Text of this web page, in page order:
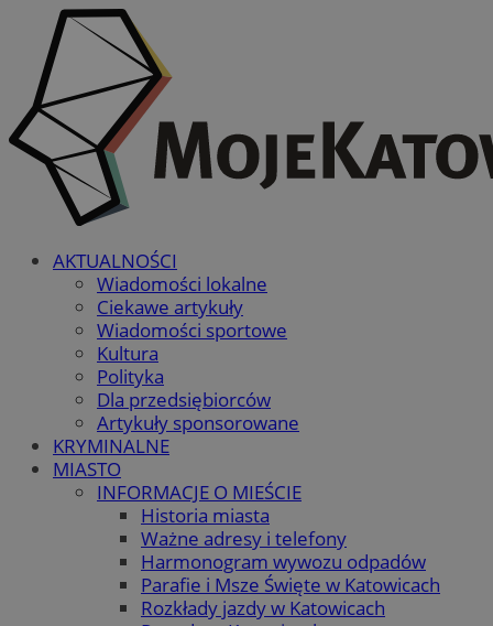
AKTUALNOŚCI
Wiadomości lokalne
Ciekawe artykuły
Wiadomości sportowe
Kultura
Polityka
Dla przedsiębiorców
Artykuły sponsorowane
KRYMINALNE
MIASTO
INFORMACJE O MIEŚCIE
Historia miasta
Ważne adresy i telefony
Harmonogram wywozu odpadów
Parafie i Msze Święte w Katowicach
Rozkłady jazdy w Katowicach